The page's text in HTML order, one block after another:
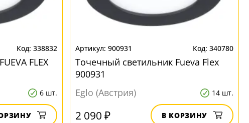
338832
FLEX
6 шт.
900931 340780
Точечный светильник Fueva Flex
900931
Eglo (Австрия)
14 шт.
2 090 ₽ В КОРЗИНУ